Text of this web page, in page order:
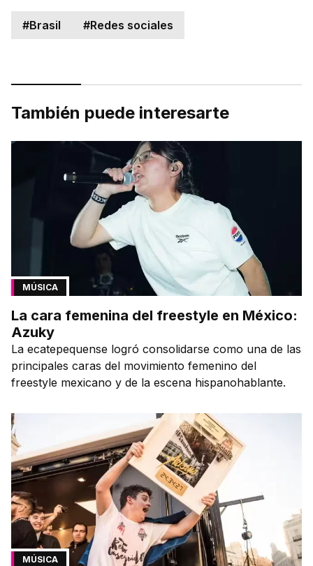
#Brasil #Redes sociales
También puede interesarte
MÚSICA
La cara femenina del freestyle en México:
Azuky
La ecatepequense logró consolidarse como una de las
principales caras del movimiento femenino del
freestyle mexicano y de la escena hispanohablante.
MÚSICA